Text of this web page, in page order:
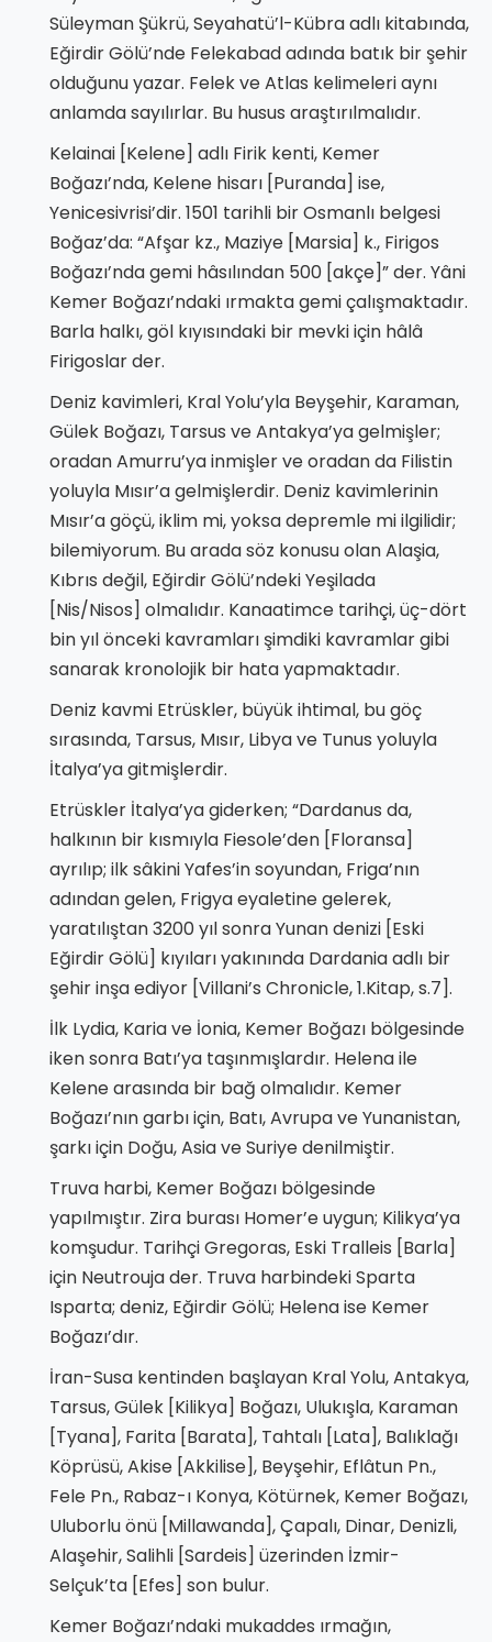
Süleyman Şükrü, Seyahatü’l-Kübra adlı kitabında,
Eğirdir Gölü’nde Felekabad adında batık bir şehir
olduğunu yazar. Felek ve Atlas kelimeleri aynı
anlamda sayılırlar. Bu husus araştırılmalıdır.
Kelainai [Kelene] adlı Firik kenti, Kemer
Boğazı’nda, Kelene hisarı [Puranda] ise,
Yenicesivrisi’dir. 1501 tarihli bir Osmanlı belgesi
Boğaz’da: “Afşar kz., Maziye [Marsia] k., Firigos
Boğazı’nda gemi hâsılından 500 [akçe]” der. Yâni
Kemer Boğazı’ndaki ırmakta gemi çalışmaktadır.
Barla halkı, göl kıyısındaki bir mevki için hâlâ
Firigoslar der.
Deniz kavimleri, Kral Yolu’yla Beyşehir, Karaman,
Gülek Boğazı, Tarsus ve Antakya’ya gelmişler;
oradan Amurru’ya inmişler ve oradan da Filistin
yoluyla Mısır’a gelmişlerdir. Deniz kavimlerinin
Mısır’a göçü, iklim mi, yoksa depremle mi ilgilidir;
bilemiyorum. Bu arada söz konusu olan Alaşia,
Kıbrıs değil, Eğirdir Gölü’ndeki Yeşilada
[Nis/Nisos] olmalıdır. Kanaatimce tarihçi, üç-dört
bin yıl önceki kavramları şimdiki kavramlar gibi
sanarak kronolojik bir hata yapmaktadır.
Deniz kavmi Etrüskler, büyük ihtimal, bu göç
sırasında, Tarsus, Mısır, Libya ve Tunus yoluyla
İtalya’ya gitmişlerdir.
Etrüskler İtalya’ya giderken; “Dardanus da,
halkının bir kısmıyla Fiesole’den [Floransa]
ayrılıp; ilk sâkini Yafes’in soyundan, Friga’nın
adından gelen, Frigya eyaletine gelerek,
yaratılıştan 3200 yıl sonra Yunan denizi [Eski
Eğirdir Gölü] kıyıları yakınında Dardania adlı bir
şehir inşa ediyor [Villani’s Chronicle, 1.Kitap, s.7].
İlk Lydia, Karia ve İonia, Kemer Boğazı bölgesinde
iken sonra Batı’ya taşınmışlardır. Helena ile
Kelene arasında bir bağ olmalıdır. Kemer
Boğazı’nın garbı için, Batı, Avrupa ve Yunanistan,
şarkı için Doğu, Asia ve Suriye denilmiştir.
Truva harbi, Kemer Boğazı bölgesinde
yapılmıştır. Zira burası Homer’e uygun; Kilikya’ya
komşudur. Tarihçi Gregoras, Eski Tralleis [Barla]
için Neutrouja der. Truva harbindeki Sparta
Isparta; deniz, Eğirdir Gölü; Helena ise Kemer
Boğazı’dır.
İran-Susa kentinden başlayan Kral Yolu, Antakya,
Tarsus, Gülek [Kilikya] Boğazı, Ulukışla, Karaman
[Tyana], Farita [Barata], Tahtalı [Lata], Balıklağı
Köprüsü, Akise [Akkilise], Beyşehir, Eflâtun Pn.,
Fele Pn., Rabaz-ı Konya, Kötürnek, Kemer Boğazı,
Uluborlu önü [Millawanda], Çapalı, Dinar, Denizli,
Alaşehir, Salihli [Sardeis] üzerinden İzmir-
Selçuk’ta [Efes] son bulur.
Kemer Boğazı’ndaki mukaddes ırmağın,